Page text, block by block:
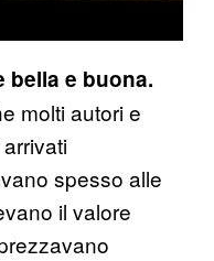
bella e buona.
molti autori e
spesso alle
il valore